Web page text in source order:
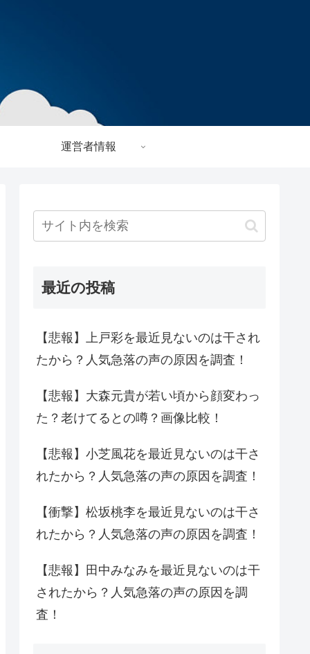
運営者情報
最近の投稿
【悲報】上戸彩を最近見ないのは干され
たから？人気急落の声の原因を調査！
【悲報】大森元貴が若い頃から顔変わっ
た？老けてるとの噂？画像比較！
【悲報】小芝風花を最近見ないのは干さ
れたから？人気急落の声の原因を調査！
【衝撃】松坂桃李を最近見ないのは干さ
れたから？人気急落の声の原因を調査！
【悲報】田中みなみを最近見ないのは干
されたから？人気急落の声の原因を調
査！